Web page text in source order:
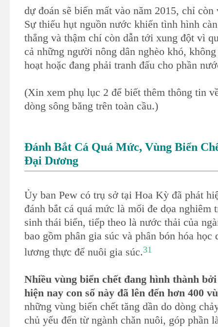
dự đoán sẽ biến mất vào năm 2015, chỉ
Sự thiếu hụt nguồn nước khiến tình hình
thẳng và thậm chí còn dẫn tới xung đột vì
cả những người nông dân nghèo khó,
hoạt hoặc đang phải tranh đấu cho phần
(Xin xem phụ lục 2 để biết thêm thông tin
dòng sông băng trên toàn cầu.)
Đánh Bắt Cá Quá Mức, Vùng Biển
Đại Dương
Ủy ban Pew có trụ sở tại Hoa Kỳ đã phát
đánh bắt cá quá mức là mối đe dọa nghiêm
sinh thái biển, tiếp theo là nước thải của
bao gồm phân gia súc và phân bón hóa học
lương thực để nuôi gia súc.31
Nhiều vùng biển chết đang hình thành
hiện nay con số này đã lên đến hơn 400
những vùng biển chết tăng dần do dòng
chủ yếu đến từ ngành chăn nuôi, góp phần